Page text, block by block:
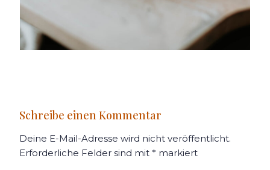
Schreibe einen Kommentar
Deine E-Mail-Adresse wird nicht veröffentlicht.
Erforderliche Felder sind mit* markiert